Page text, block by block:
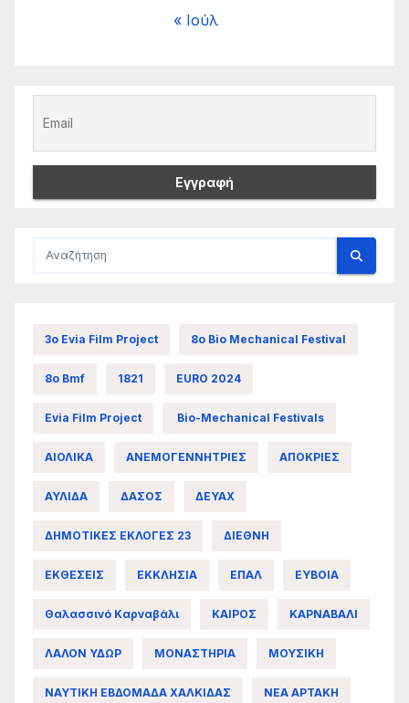
« Ιούλ
3ο Evia Film Project 8ο Bio Mechanical Festival
8ο Bmf 1821 EURO 2024
Evia Film Project Bio-Mechanical Festivals
ΑΙΟΛΙΚΑ ΑΝΕΜΟΓΕΝΝΗΤΡΙΕΣ ΑΠΟΚΡΙΕΣ
ΑΥΛΙΔΑ ΔΑΣΟΣ ΔΕΥΑΧ
ΔΗΜΟΤΙΚΕΣ ΕΚΛΟΓΕΣ 23 ΔΙΕΘΝΗ
ΕΚΘΕΣΕΙΣ ΕΚΚΛΗΣΙΑ ΕΠΑΛ ΕΥΒΟΙΑ
Θαλασσινό Καρναβάλι ΚΑΙΡΟΣ ΚΑΡΝΑΒΑΛΙ
ΛΑΛΟΝ ΥΔΩΡ ΜΟΝΑΣΤΗΡΙΑ ΜΟΥΣΙΚΗ
ΝΑΥΤΙΚΗ ΕΒΔΟΜΑΔΑ ΧΑΛΚΙΔΑΣ ΝΕΑ ΑΡΤΑΚΗ